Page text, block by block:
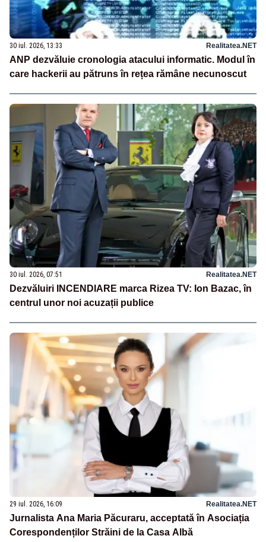
30 iul. 2026, 13:33 Realitatea.NET
ANP dezvăluie cronologia atacului informatic. Modul în
care hackerii au pătruns în rețea rămâne necunoscut
30 iul. 2026, 07:51 Realitatea.NET
Dezvăluiri INCENDIARE marca Rizea TV: Ion Bazac, în
centrul unor noi acuzații publice
29 iul. 2026, 16:09 Realitatea.NET
Jurnalista Ana Maria Păcuraru, acceptată în Asociația
Corespondenților Străini de la Casa Albă